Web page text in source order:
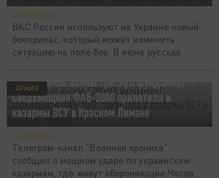
05 ИЮЛЯ 02:58
ВКС России используют на Украине новый
боеприпас, который может изменить
ситуацию на поле боя. В июне русская...
"От ударной волны треснул фундамент":
Сверхмощная ФАБ-3000 прилетела в
казармы ВСУ в Красном Лимане
АРМИЯ
04 ИЮЛЯ 19:26
Телеграм-канал "Военная хроника"
сообщил о мощном ударе по украинским
казармам, где живут обороняющие Часов...